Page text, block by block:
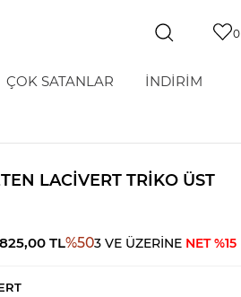
0
ÇOK SATANLAR İNDİRİM
LACIVERT TRIKO ÜST
TL%503 VE ÜZERİNE NET %15